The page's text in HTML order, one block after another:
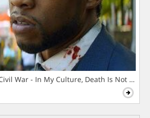
War - In My Culture, Death Is Not The